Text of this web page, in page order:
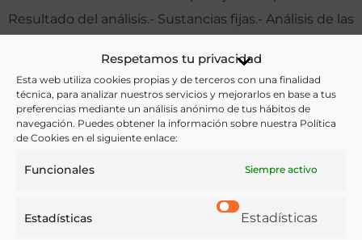
Respetamos tu privacidad
Esta web utiliza cookies propias y de terceros con una finalidad
técnica, para analizar nuestros servicios y mejorarlos en base a tus
preferencias mediante un análisis anónimo de tus hábitos de
navegación. Puedes obtener la información sobre nuestra Política
de Cookies en el siguiente enlace:
Funcionales Siempre activo
Estadísticas Estadísticas
Resultado del análisis.- Sustancias fijas.- Análisis de las
Otras ediciones:
Notas:
«practicado en el laboratorio químico del